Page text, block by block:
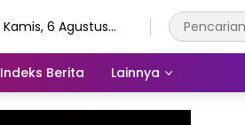
Kamis, 6 Agustus
Indeks Berita Lainnya